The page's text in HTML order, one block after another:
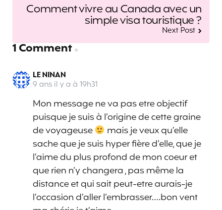
Comment vivre au Canada avec un
simple visa touristique ?
Next Post
1 Comment
LE NINAN
9 ans il y a à 19h31
Mon message ne va pas etre objectif
puisque je suis à l’origine de cette graine
de voyageuse
mais je veux qu’elle
sache que je suis hyper fière d’elle, que je
l’aime du plus profond de mon coeur et
que rien n’y changera , pas même la
distance et qui sait peut-etre aurais-je
l’occasion d’aller l’embrasser….bon vent